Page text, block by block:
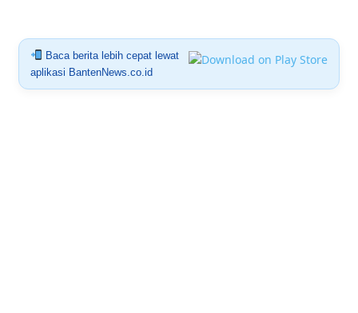
Baca berita lebih cepat lewat
aplikasi BantenNews.co.id